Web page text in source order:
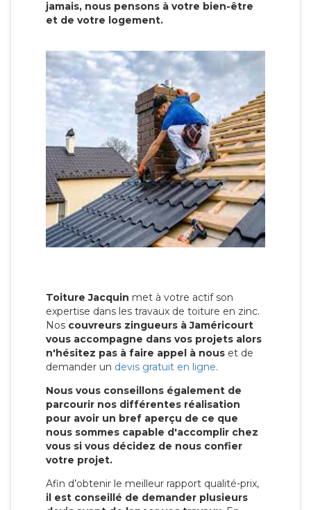
jamais, nous pensons à votre bien-être
et de votre logement.
Toiture Jacquin met à votre actif son
expertise dans les travaux de toiture en zinc.
Nos couvreurs zingueurs à Jaméricourt
vous accompagne dans vos projets alors
n'hésitez pas à faire appel à nous et de
demander un devis gratuit en ligne.
Nous vous conseillons également de
parcourir nos différentes réalisation
pour avoir un bref aperçu de ce que
nous sommes capable d'accomplir chez
vous si vous décidez de nous confier
votre projet.
Afin d’obtenir le meilleur rapport qualité-prix,
il est conseillé de demander plusieurs